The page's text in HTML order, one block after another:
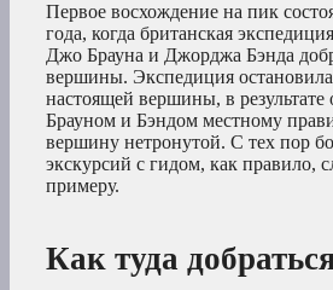
Первое восхождение на пик
года, когда британская
Джо Брауна и Джорджа Бэнда
вершины. Экспедиция
настоящей вершины, в
Брауном и Бэндом местному
вершину нетронутой. С тех пор
экскурсий с гидом, как правило,
примеру.
Как туда